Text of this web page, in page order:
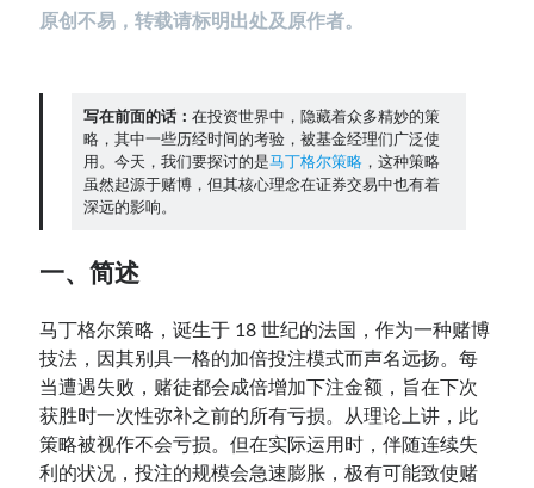
为什么说每年6月底是罗素2000最干净的套利窗口？
普通人的5个常见投资错误，可能让你多干12年才能退休
怎么把TradingView上的裸指标拆成可回测的交易规则：成交量差值背离
涨了怕踏空、跌了怕深套？这个模型把NVDA两次恐慌底都抓住了（附
源代码）
原创不易，转载请标明出处及原作者。
写在前面的话： 在投资世界中，隐藏着众多精妙的策
略，其中一些历经时间的考验，被基金经理们广泛使
用。今天，我们要探讨的是马丁格尔策略，这种策略
虽然起源于赌博，但其核心理念在证券交易中也有着
深远的影响。
一、简述
马丁格尔策略，诞生于 18 世纪的法国，作为一种赌博
技法，因其别具一格的加倍投注模式而声名远扬。每
当遭遇失败，赌徒都会成倍增加下注金额，旨在下次
获胜时一次性弥补之前的所有亏损。从理论上讲，此
策略被视作不会亏损。但在实际运用时，伴随连续失
利的状况，投注的规模会急速膨胀，极有可能致使赌